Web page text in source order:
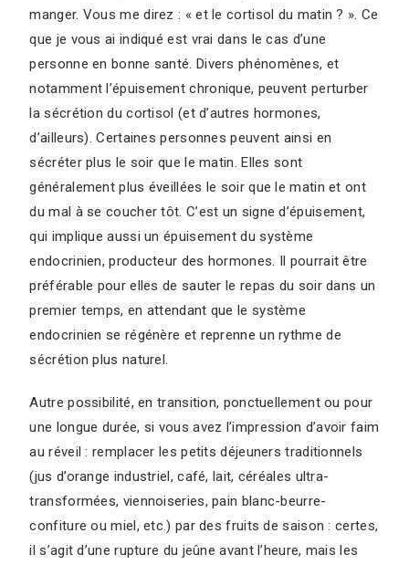
manger. Vous me direz : « et le cortisol du matin ? ». Ce
que je vous ai indiqué est vrai dans le cas d’une
personne en bonne santé. Divers phénomènes, et
notamment l’épuisement chronique, peuvent perturber
la sécrétion du cortisol (et d’autres hormones,
d’ailleurs). Certaines personnes peuvent ainsi en
sécréter plus le soir que le matin. Elles sont
généralement plus éveillées le soir que le matin et ont
du mal à se coucher tôt. C’est un signe d’épuisement,
qui implique aussi un épuisement du système
endocrinien, producteur des hormones. Il pourrait être
préférable pour elles de sauter le repas du soir dans un
premier temps, en attendant que le système
endocrinien se régénère et reprenne un rythme de
sécrétion plus naturel.
Autre possibilité, en transition, ponctuellement ou pour
une longue durée, si vous avez l’impression d’avoir faim
au réveil : remplacer les petits déjeuners traditionnels
(jus d’orange industriel, café, lait, céréales ultra-
transformées, viennoiseries, pain blanc-beurre-
confiture ou miel, etc.) par des fruits de saison : certes,
il s’agit d’une rupture du jeûne avant l’heure, mais les